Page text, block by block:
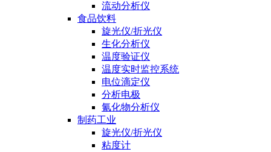
流动分析仪
食品饮料
旋光仪/折光仪
生化分析仪
温度验证仪
温度实时监控系统
电位滴定仪
分析电极
氰化物分析仪
制药工业
旋光仪/折光仪
粘度计